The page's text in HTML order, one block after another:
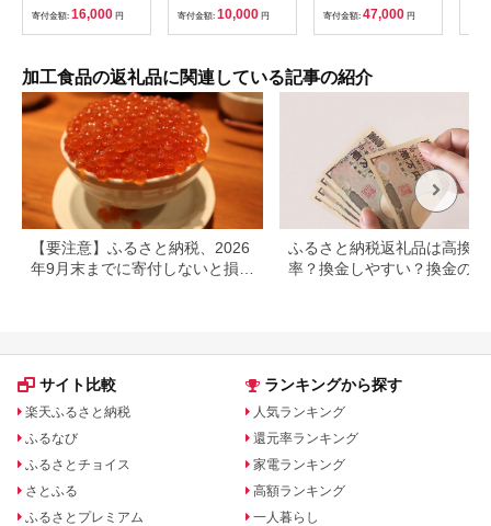
簡単 大容量 湯煎 湯せ
ん 個包装 [大容量 ハ
ンバーグ 肉 おかず 惣
洋食 湯煎 個別包装 小
分 お弁当 便利 お試
し]|06_thm-040601
寄付金額: 16,000 円
プ ジンジャー しょう
が 生姜シロップ 】
<H-1>
寄付金額: 10,000 円 寄付金額: 47,000 円
加工食品の返礼品に関連している記事の紹介
【要注意】ふるさと納税、2026
年9月末までに寄付しないと損す
ふるさと納税返礼品は高換金
率？換金しやすい？換金の可
サイト比較
楽天ふるさと納税
ふるなび
ふるさとチョイス
さとふる
ふるさとプレミアム
ランキングから探す
人気ランキング
還元率ランキング
家電ランキング
高額ランキング
一人暮らし